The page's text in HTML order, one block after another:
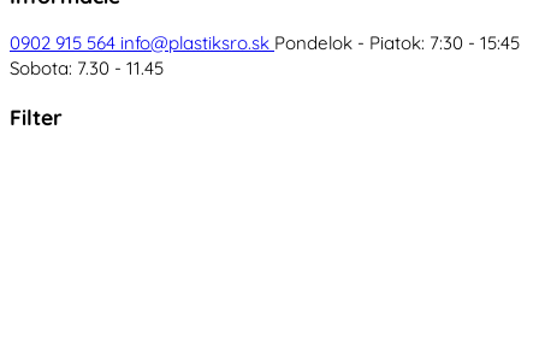
0902 915 564 info@plastiksro.sk Pondelok - Piatok: 7:30 - 15:45
Sobota: 7.30 - 11.45
Filter